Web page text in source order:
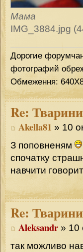
Мама
IMG_3884.jpg
Дорогие
фотографий
Обмеження:
Re:
Akella81 » 10
З поповненям
спочатку
навчити
Re:
Aleksandr » 10
так можливо